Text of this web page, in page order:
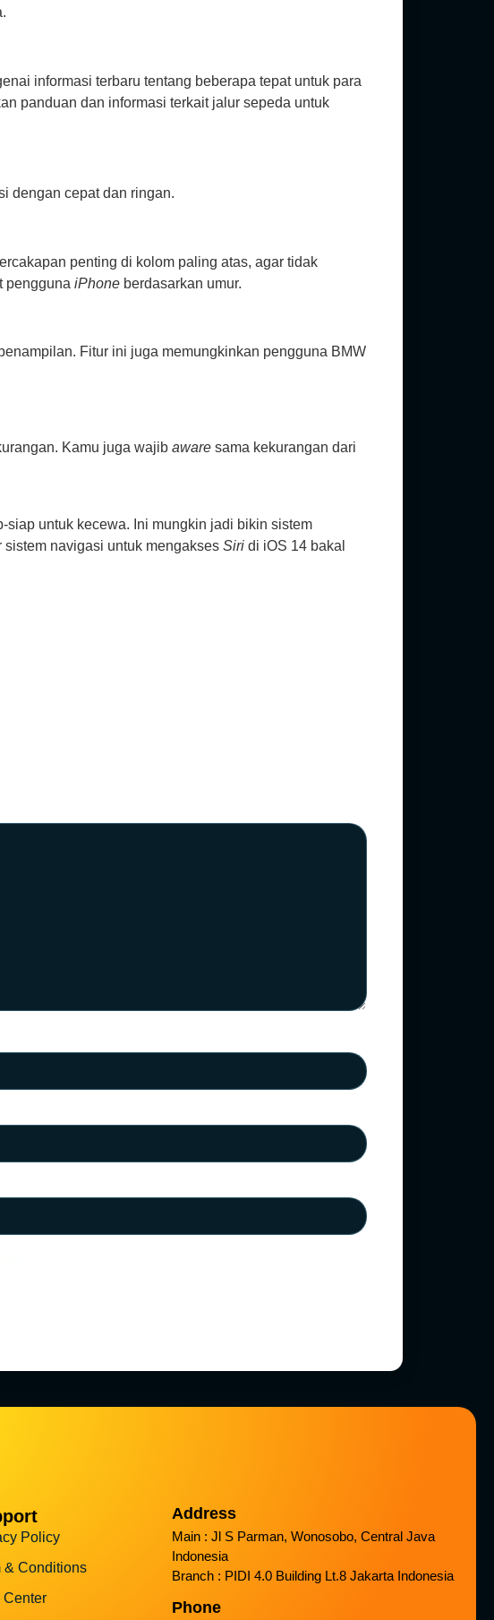
informasi terbaru tentang beberapa tepat untuk para
panduan dan informasi terkait jalur sepeda untuk
dengan cepat dan ringan.
penting di kolom paling atas, agar tidak
pengguna iPhone berdasarkan umur.
Fitur ini juga memungkinkan pengguna BMW
Kamu juga wajib aware sama kekurangan dari
siap untuk kecewa. Ini mungkin jadi bikin sistem
navigasi untuk mengakses Siri di iOS 14 bakal
Policy
& Conditions
Center
Address
Main : Jl S Parman, Wonosobo, Central Java
Indonesia
Branch : PIDI 4.0 Building Lt.8 Jakarta Indonesia
Phone